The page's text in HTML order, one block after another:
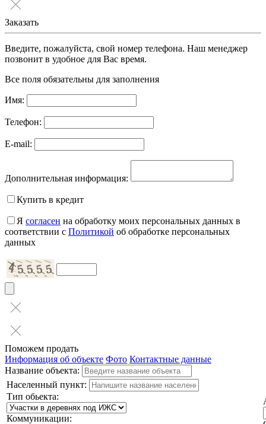
Заказать
Введите, пожалуйста, свой номер телефона. Наш менеджер
позвонит в удобное для Вас время.
Все поля обязательны для заполнения
Имя:
Телефон:
E-mail:
Дополнительная информация:
Купить в кредит
Я согласен на обработку моих персональных данных в
соответствии с Политикой об обработке персональных
данных
Поможем продать
Информация об объекте Фото Контактные данные
Название объекта:
Населенный пункт:
Тип обьекта:
Коммуникации: